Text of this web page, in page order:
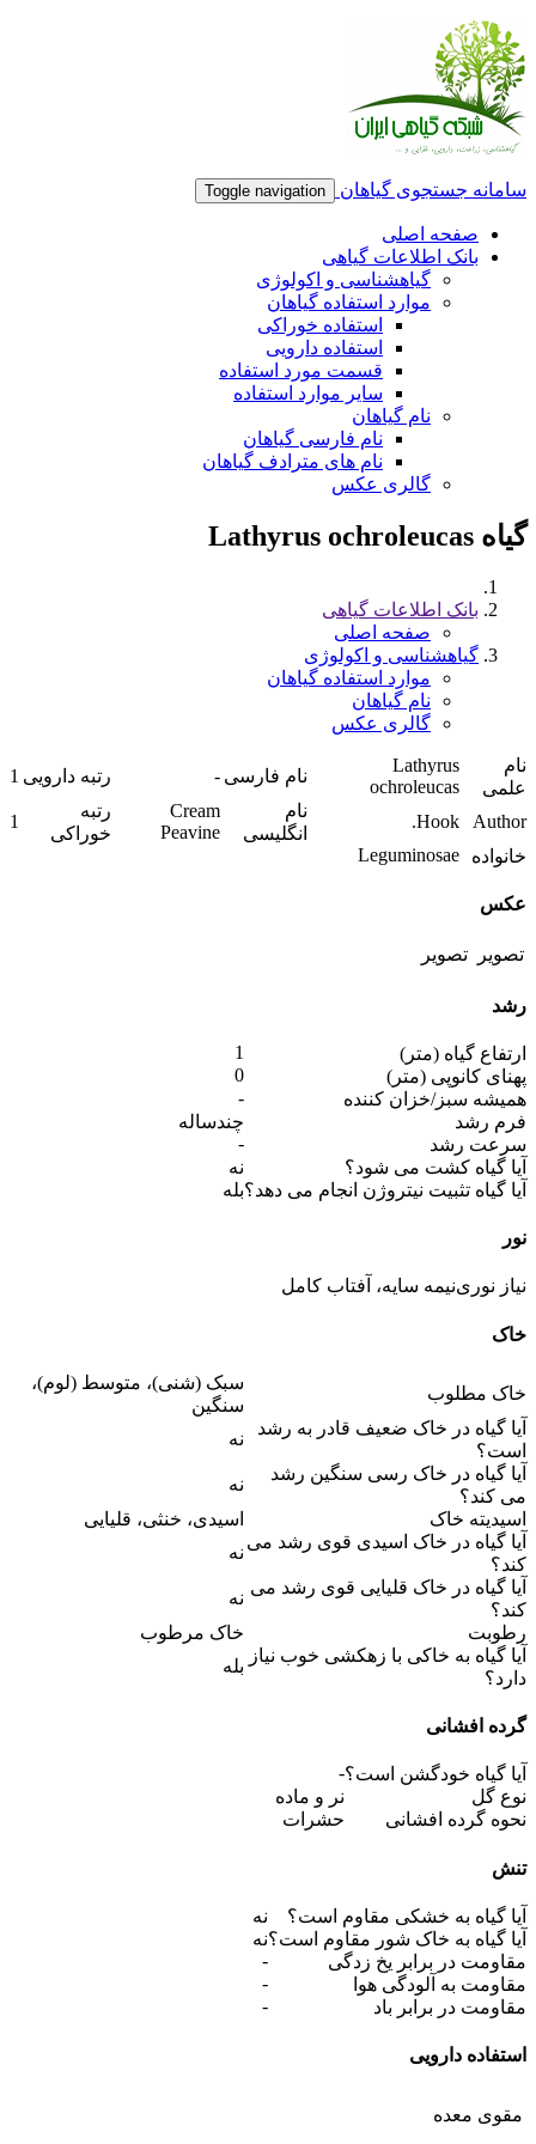
سامانه جستجوی گیاهان Toggle navigation
صفحه اصلی
بانک اطلاعات گیاهی
گیاهشناسی و اکولوژی
موارد استفاده گیاهان
استفاده خوراکی
استفاده دارویی
قسمت مورد استفاده
سایر موارد استفاده
نام گیاهان
نام فارسی گیاهان
نام های مترادف گیاهان
گالری عکس
گیاه Lathyrus ochroleucas
بانک اطلاعات گیاهی
صفحه اصلی
گیاهشناسی و اکولوژی
موارد استفاده گیاهان
نام گیاهان
گالری عکس
نام
علمی
Lathyrus
ochroleucas
نام فارسی - رتبه دارویی 1
Author
Hook.
نام
انگلیسی
Cream
Peavine
رتبه
خوراکی
1
خانواده
Leguminosae
عکس
رشد
ارتفاع گیاه (متر)
1
پهنای کانوپی (متر)
0
همیشه سبز/خزان کننده
-
فرم رشد
چندساله
سرعت رشد
-
آیا گیاه کشت می شود؟
نه
آیا گیاه تثبیت نیتروژن انجام می دهد؟بله
نور
نیاز نورینیمه سایه، آفتاب کامل
خاک
خاک مطلوب
سبک (شنی)، متوسط (لوم)،
سنگین
آیا گیاه در خاک ضعیف قادر به رشد
است؟
نه
آیا گیاه در خاک رسی سنگین رشد
می کند؟
نه
اسیدیته خاک
اسیدی، خنثی، قلیایی
آیا گیاه در خاک اسیدی قوی رشد می
کند؟
نه
آیا گیاه در خاک قلیایی قوی رشد می
کند؟
نه
رطوبت
خاک مرطوب
آیا گیاه به خاکی با زهکشی خوب نیاز
دارد؟
بله
گرده افشانی
آیا گیاه خودگشن است؟-
نوع گل
نر و ماده
نحوه گرده افشانی
حشرات
تنش
آیا گیاه به خشکی مقاوم است؟
نه
آیا گیاه به خاک شور مقاوم است؟نه
مقاومت در برابر یخ زدگی
-
مقاومت به آلودگی هوا
-
مقاومت در برابر باد
-
استفاده دارویی
مقوی معده